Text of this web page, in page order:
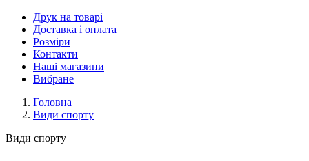
Друк на товарі
Доставка і оплата
Розміри
Контакти
Наші магазини
Вибране
Головна
Види спорту
Види спорту